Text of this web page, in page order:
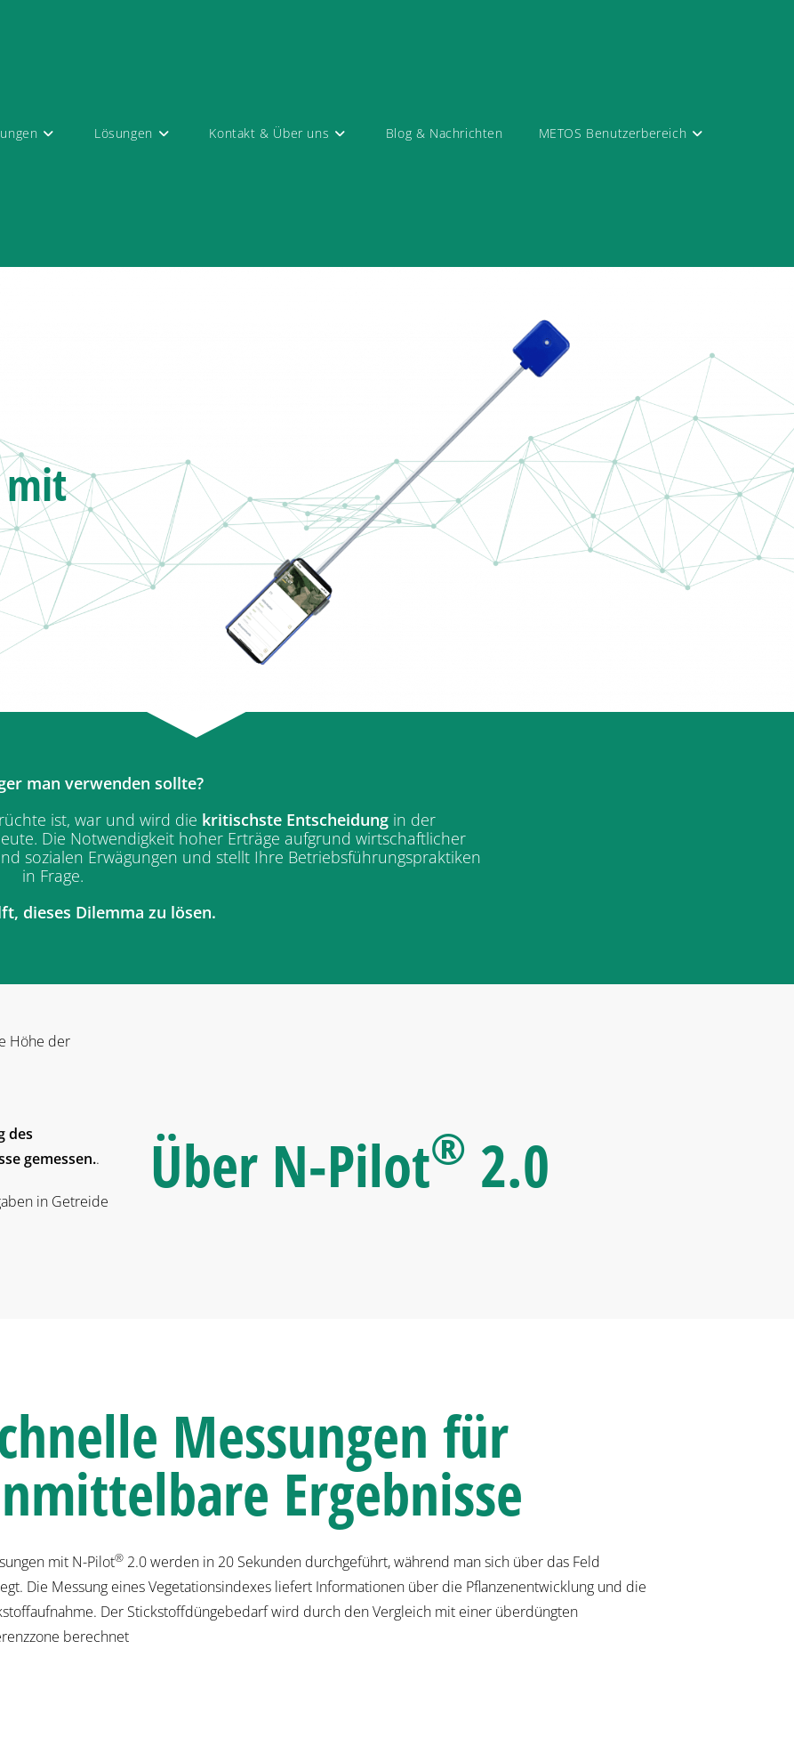
Lösungen Kontakt & Über uns Blog & Nachrichten METOS Benutzerbereich
mit
man verwenden sollte?
ist, war und wird die kritischste Entscheidungin der
Die Notwendigkeit hoher Erträge aufgrund wirtschaftlicher
sozialen Erwägungen und stellt Ihre Betriebsführungspraktiken
in Frage.
dieses Dilemma zu lösen.
Höhe der
des
gemessen..
in Getreide
Über N-Pilot® 2.0
Messungen für
Ergebnisse
mit N-Pilot®2.0 werden in 20 Sekunden durchgeführt, während man sich über das Feld
Die Messung eines Vegetationsindexes liefert Informationen über die Pflanzenentwicklung und die
Der Stickstoffdüngebedarf wird durch den Vergleich mit einer überdüngten
berechnet